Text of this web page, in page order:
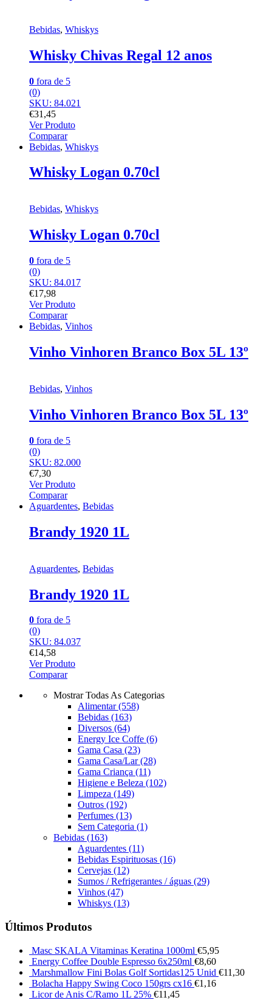
Bebidas, Whiskys
Whisky Chivas Regal 12 anos
0 fora de 5
(0)
SKU: 84.021
€31,45
Ver Produto
Comparar
Bebidas, Whiskys
Whisky Logan 0.70cl
Bebidas, Whiskys
Whisky Logan 0.70cl
0 fora de 5
(0)
SKU: 84.017
€17,98
Ver Produto
Comparar
Bebidas, Vinhos
Vinho Vinhoren Branco Box 5L 13º
Bebidas, Vinhos
Vinho Vinhoren Branco Box 5L 13º
0 fora de 5
(0)
SKU: 82.000
€7,30
Ver Produto
Comparar
Aguardentes, Bebidas
Brandy 1920 1L
Aguardentes, Bebidas
Brandy 1920 1L
0 fora de 5
(0)
SKU: 84.037
€14,58
Ver Produto
Comparar
Mostrar Todas As Categorias
Alimentar(558)
Bebidas (163)
Diversos (64)
Energy Ice Coffe (6)
Gama Casa (23)
Gama Casa/Lar(28)
Gama Criança (11)
Higiene e Beleza (102)
Limpeza (149)
Outros (192)
Perfumes (13)
Sem Categoria (1)
Bebidas (163)
Aguardentes (11)
Bebidas Espirituosas (16)
Cervejas (12)
Sumos / Refrigerantes / águas (29)
Vinhos (47)
Whiskys (13)
Últimos Produtos
Masc SKALA Vitaminas Keratina 1000ml €5,95
Energy Coffee Double Espresso 6x250ml €8,60
Marshmallow Fini Bolas Golf Sortidas125 Unid €11,30
Bolacha Happy Swing Coco 150grs cx16 €1,16
Licor de Anis C/Ramo 1L 25% €11,45